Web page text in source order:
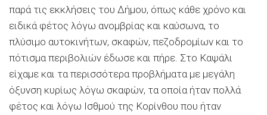
παρά τις εκκλήσεις του Δήμου, όπως κάθε χρόνο και
ειδικά φέτος λόγω ανομβρίας και καύσωνα, το
πλύσιμο αυτοκινήτων, σκαφών, πεζοδρομίων και το
πότισμα περιβολιών έδωσε και πήρε. Στο Καψάλι
είχαμε και τα περισσότερα προβλήματα με μεγάλη
όξυνση κυρίως λόγω σκαφών, τα οποία ήταν πολλά
φέτος και λόγω Ισθμού της Κορίνθου που ήταν